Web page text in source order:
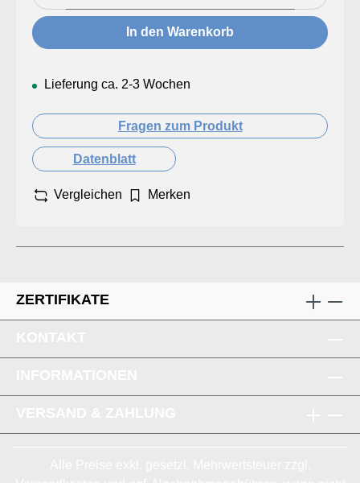
In den Warenkorb
Lieferung ca. 2-3 Wochen
Fragen zum Produkt
Datenblatt
Vergleichen Merken
ZERTIFIKATE